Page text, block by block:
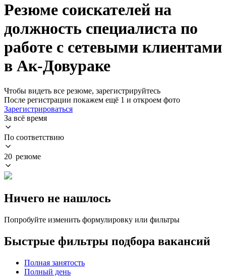
Резюме соискателей на
должность специалиста по
работе с сетевыми клиентами
в Ак-Довураке
Чтобы видеть все резюме, зарегистрируйтесь
После регистрации покажем ещё 1 и откроем фото
Зарегистрироваться
За всё время
По соответствию
20 резюме
Ничего не нашлось
Попробуйте изменить формулировку или фильтры
Быстрые фильтры подбора вакансий
Полная занятость
Полный день